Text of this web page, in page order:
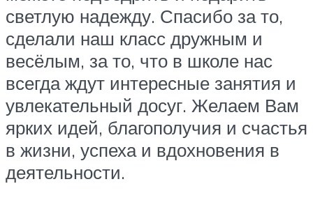
светлую надежду. Спасибо за то,
сделали наш класс дружным и
весёлым, за то, что в школе нас
всегда ждут интересные занятия и
увлекательный досуг. Желаем Вам
ярких идей, благополучия и счастья
в жизни, успеха и вдохновения в
деятельности.